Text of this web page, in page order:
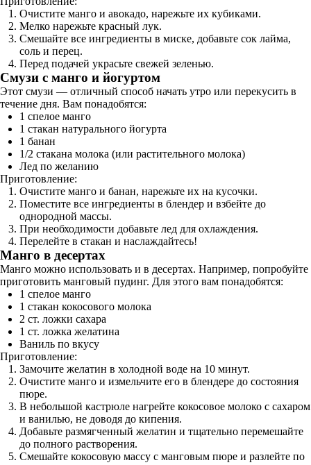
Очистите манго и авокадо, нарежьте их кубиками.
Мелко нарежьте красный лук.
Смешайте все ингредиенты в миске, добавьте сок лайма,
соль и перец.
Перед подачей украсьте свежей зеленью.
Смузи с манго и йогуртом
Этот смузи — отличный способ начать утро или перекусить в
течение дня. Вам понадобятся:
1 спелое манго
1 стакан натурального йогурта
1 банан
1/2 стакана молока (или растительного молока)
Лед по желанию
Приготовление:
Очистите манго и банан, нарежьте их на кусочки.
Поместите все ингредиенты в блендер и взбейте до
однородной массы.
При необходимости добавьте лед для охлаждения.
Перелейте в стакан и наслаждайтесь!
Манго в десертах
Манго можно использовать и в десертах. Например, попробуйте
приготовить манговый пудинг. Для этого вам понадобятся:
1 спелое манго
1 стакан кокосового молока
2 ст. ложки сахара
1 ст. ложка желатина
Ваниль по вкусу
Приготовление:
Замочите желатин в холодной воде на 10 минут.
Очистите манго и измельчите его в блендере до состояния
пюре.
В небольшой кастрюле нагрейте кокосовое молоко с сахаром
и ванилью, не доводя до кипения.
Добавьте размягченный желатин и тщательно перемешайте
до полного растворения.
Смешайте кокосовую массу с манговым пюре и разлейте по